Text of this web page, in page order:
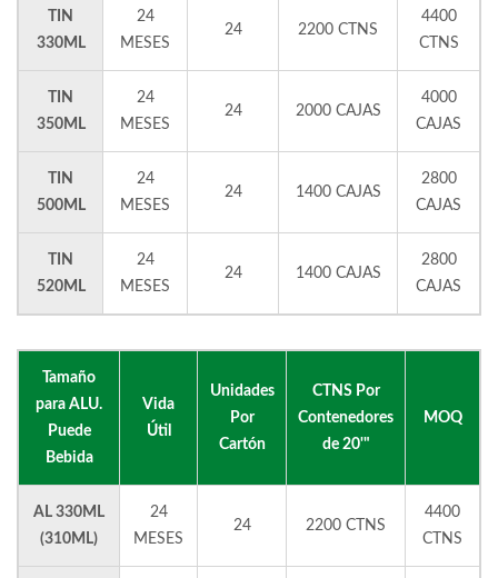
TIN
330ML
24
MESES
24 2200 CTNS
4400
CTNS
TIN
350ML
24
MESES
24 2000 CAJAS
4000
CAJAS
TIN
500ML
24
MESES
24 1400 CAJAS
2800
CAJAS
TIN
520ML
24
MESES
24 1400 CAJAS
2800
CAJAS
Tamaño
para ALU.
Puede
Bebida
Vida
Útil
Unidades
Por
Cartón
CTNS Por
Contenedores
de 20'"
MOQ
AL 330ML
(310ML)
24
MESES
24 2200 CTNS
4400
CTNS